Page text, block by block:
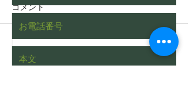
枯れたヒバをチェーンブ
ロックを使って伐根する
コメント
コメントを追加…